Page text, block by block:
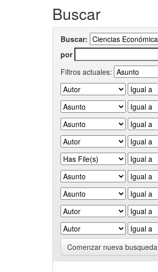
Buscar
Buscar:
por
Filtros actuales:
Comenzar nueva busqueda